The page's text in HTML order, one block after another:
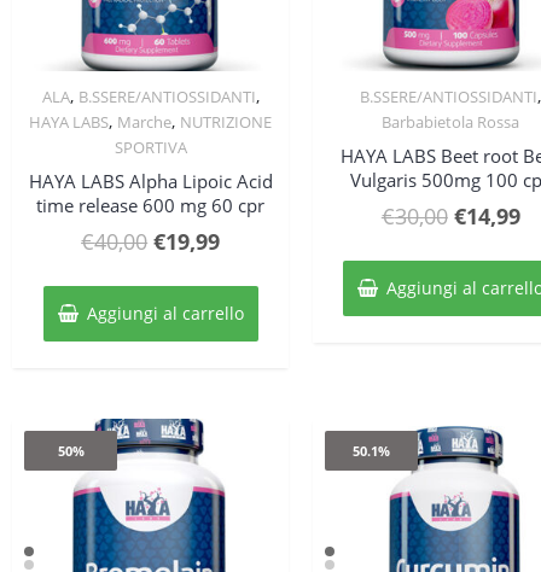
Quick View
ALA, B.SSERE/ANTIOSSIDANTI,
HAYA LABS, Marche, NUTRIZIONE
SPORTIVA
HAYA LABS Alpha Lipoic Acid
time release 600 mg 60 cpr
€40,00 Il
originale
era:
€19,99Il
attuale
è:
Aggiungi al carrello
Quick View
B.SSERE/ANTIOSSIDANTI,
Barbabietola Rossa
HAYA LABS Beet root
Vulgaris 500mg 100
€30,00 Il
originale
era:
€14,99Il
è:
Aggiungi al
50% 50.1%